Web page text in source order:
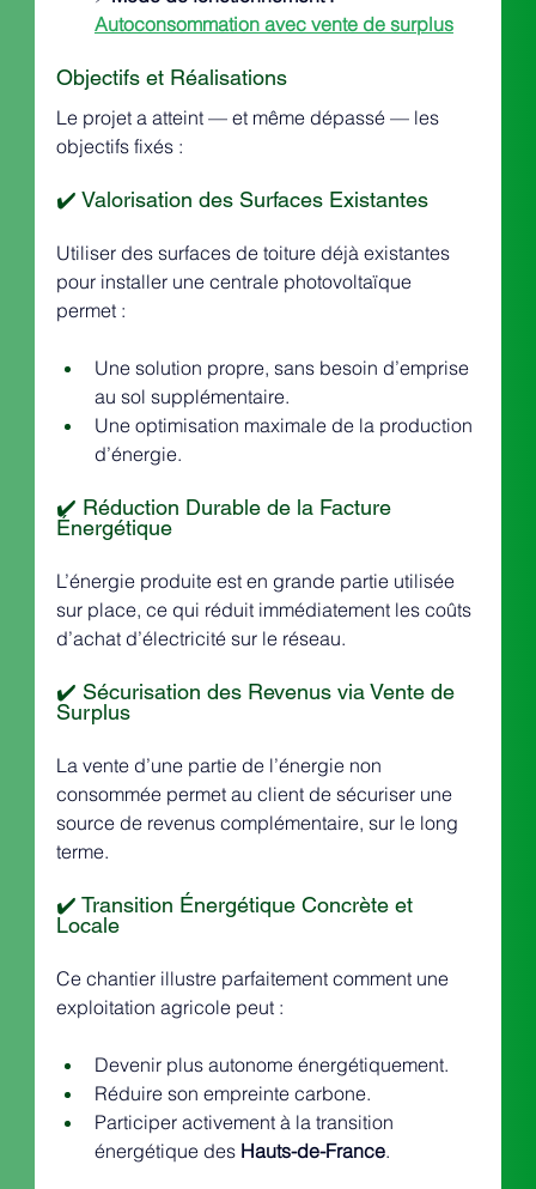
Autoconsommation avec vente de surplus
Objectifs et Réalisations
Le projet a atteint — et même dépassé — les
objectifs fixés :
✔️ Valorisation des Surfaces Existantes
Utiliser des surfaces de toiture déjà existantes
pour installer une centrale photovoltaïque
permet :
Une solution propre, sans besoin d’emprise
au sol supplémentaire.
Une optimisation maximale de la production
d’énergie.
✔️ Réduction Durable de la Facture
Énergétique
L’énergie produite est en grande partie utilisée
sur place, ce qui réduit immédiatement les coûts
d’achat d’électricité sur le réseau.
✔️ Sécurisation des Revenus via Vente de
Surplus
La vente d’une partie de l’énergie non
consommée permet au client de sécuriser une
source de revenus complémentaire, sur le long
terme.
✔️ Transition Énergétique Concrète et
Locale
Ce chantier illustre parfaitement comment une
exploitation agricole peut :
Devenir plus autonome énergétiquement.
Réduire son empreinte carbone.
Participer activement à la transition
énergétique des Hauts-de-France.